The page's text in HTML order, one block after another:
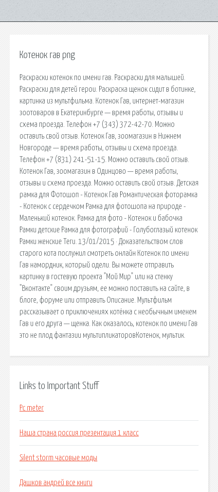
Котенок гав png
Раскраски котенок по имени гав. Раскраски для малышей.
Раскраски для детей герои. Раскраска щенок сидит в ботинке,
картинка из мультфильма. Котенок Гав, интернет-магазин
зоотоваров в Екатеринбурге — время работы, отзывы и
схема проезда. Телефон +7 (343) 372-42-70. Можно
оставить свой отзыв. Котенок Гав, зоомагазин в Нижнем
Новгороде — время работы, отзывы и схема проезда.
Телефон +7 (831) 241-51-15. Можно оставить свой отзыв.
Котенок Гав, зоомагазин в Одинцово — время работы,
отзывы и схема проезда. Можно оставить свой отзыв. Детская
рамка для Фотошоп - Котенок Гав Романтическая фоторамка
- Котенок с сердечком Рамка для фотошопа на природе -
Маленький котенок. Рамка для фото - Котенок и бабочка
Рамки детские Рамка для фотографий - Голубоглазый котенок
Рамки женские Теги. 13/01/2015 · Доказательством слов
старого кота послужил смотреть онлайн Котенок по имени
Гав намордник, который одели. Вы можете отправить
картинку в гостевую проекта "Мой Мир" или на стенку
"Вконтакте" своим друзьям, ее можно поставить на сайте, в
блоге, форуме или отправить Описание. Мультфильм
рассказывает о приключениях котёнка с необычным именем
Гав и его друга — щенка. Как оказалось, котенок по имени Гав
это не плод фантазии мультипликаторовКотенок, мультик.
Links to Important Stuff
Pc meter
Наша страна россия презентация 1 класс
Silent storm часовые моды
Дашков андрей все книги